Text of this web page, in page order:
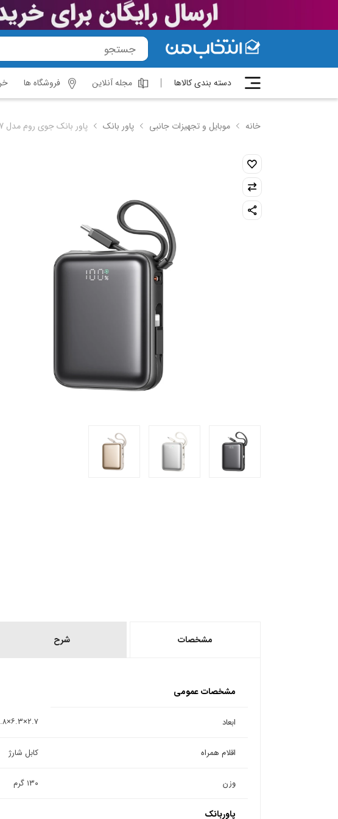
دسته بندی کالاها مجله آنلاین فروشگاه ها
خانه موبایل و تجهیزات جانبی پاور بانک پاور بانک جوی روم مدل JR-PBF27
مشخصات شرح
مشخصات عمومی
ابعاد ۲.۷×۶.۳×۷.۸ سانتی‌متر
اقلام همراه کابل شارژ
وزن ۱۳۰ گرم
پاوربانک